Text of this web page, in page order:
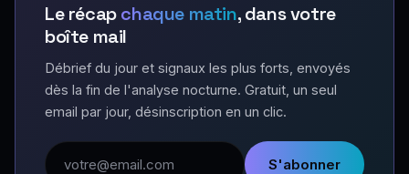
Le récapchaque matin, dans votre
boîte mail
Débrief du jour et signaux les plus forts, envoyés
dès la fin de l'analyse nocturne. Gratuit, un seul
email par jour, désinscription en un clic.
Adresse email
S'abonner